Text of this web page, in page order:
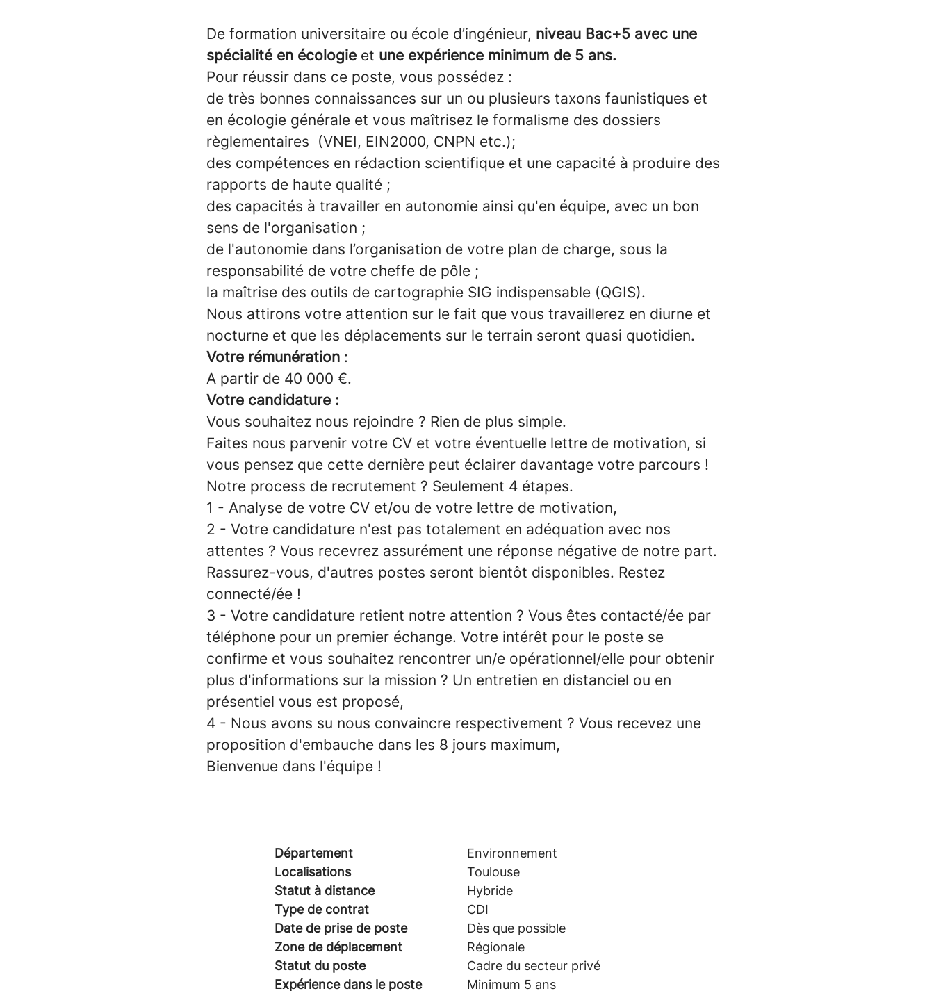
De formation universitaire ou école d’ingénieur, niveau Bac+5 avec une
spécialité en écologie et une expérience minimum de 5 ans.
Pour réussir dans ce poste, vous possédez :
de très bonnes connaissances sur un ou plusieurs taxons faunistiques et
en écologie générale et vous maîtrisez le formalisme des dossiers
règlementaires (VNEI, EIN2000, CNPN etc.);
des compétences en rédaction scientifique et une capacité à produire des
rapports de haute qualité ;
des capacités à travailler en autonomie ainsi qu'en équipe, avec un bon
sens de l'organisation ;
de l'autonomie dans l’organisation de votre plan de charge, sous la
responsabilité de votre cheffe de pôle ;
la maîtrise des outils de cartographie SIG indispensable (QGIS).
Nous attirons votre attention sur le fait que vous travaillerez en diurne et
nocturne et que les déplacements sur le terrain seront quasi quotidien.
Votre rémunération :
A partir de 40 000 €.
Votre candidature :
Vous souhaitez nous rejoindre ? Rien de plus simple.
Faites nous parvenir votre CV et votre éventuelle lettre de motivation, si
vous pensez que cette dernière peut éclairer davantage votre parcours !
Notre process de recrutement ? Seulement 4 étapes.
1 - Analyse de votre CV et/ou de votre lettre de motivation,
2 - Votre candidature n'est pas totalement en adéquation avec nos
attentes ? Vous recevrez assurément une réponse négative de notre part.
Rassurez-vous, d'autres postes seront bientôt disponibles. Restez
connecté/ée !
3 - Votre candidature retient notre attention ? Vous êtes contacté/ée par
téléphone pour un premier échange. Votre intérêt pour le poste se
confirme et vous souhaitez rencontrer un/e opérationnel/elle pour obtenir
plus d'informations sur la mission ? Un entretien en distanciel ou en
présentiel vous est proposé,
4 - Nous avons su nous convaincre respectivement ? Vous recevez une
proposition d'embauche dans les 8 jours maximum,
Bienvenue dans l'équipe !
Département
Environnement
Localisations
Toulouse
Statut à distance
Hybride
Type de contrat
CDI
Date de prise de poste
Dès que possible
Zone de déplacement
Régionale
Statut du poste
Cadre du secteur privé
Expérience dans le poste
Minimum 5 ans